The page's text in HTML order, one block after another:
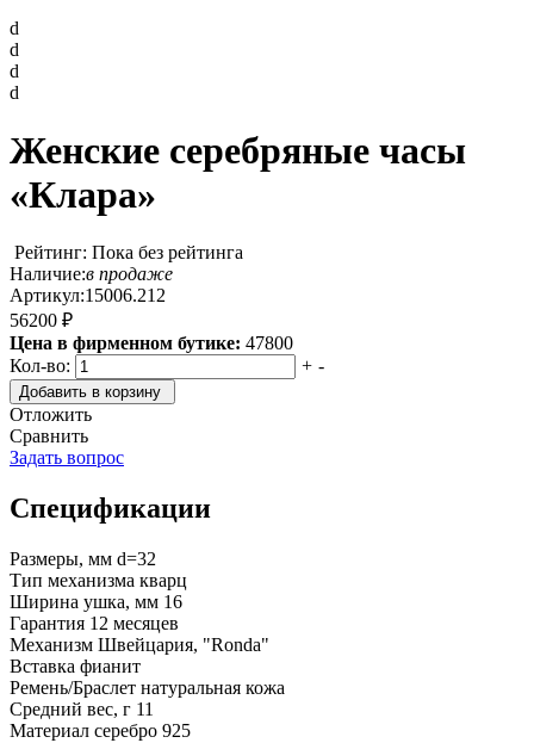
d
d
d
d
Женские серебряные часы
«Клара»
Рейтинг: Пока без рейтинга
Наличие:в продаже
Артикул:15006.212
56200 ₽
Цена в фирменном бутике: 47800
Кол-во:
+ -
Добавить в корзину
Отложить
Сравнить
Задать вопрос
Спецификации
Размеры, мм d=32
Тип механизма кварц
Ширина ушка, мм 16
Гарантия 12 месяцев
Механизм Швейцария, "Ronda"
Вставка фианит
Ремень/Браслет натуральная кожа
Средний вес, г 11
Материал серебро 925